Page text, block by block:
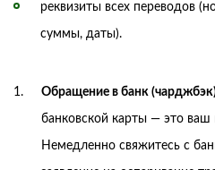
реквизиты всех переводов
суммы, даты).
Обращение в банк
банковской карты — это ваш
Немедленно свяжитесь с